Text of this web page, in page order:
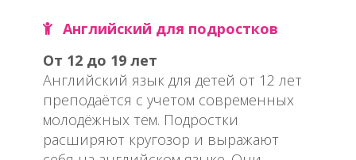
Английский для подростков
От 12 до 19 лет
Английский язык для детей от 12 лет
преподаётся с учетом современных
молодёжных тем. Подростки
расширяют кругозор и выражают